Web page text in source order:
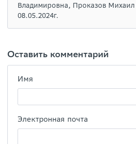
Владимировна, Проказов
08.05.2024г.
Оставить комментарий
Имя
Электронная почта